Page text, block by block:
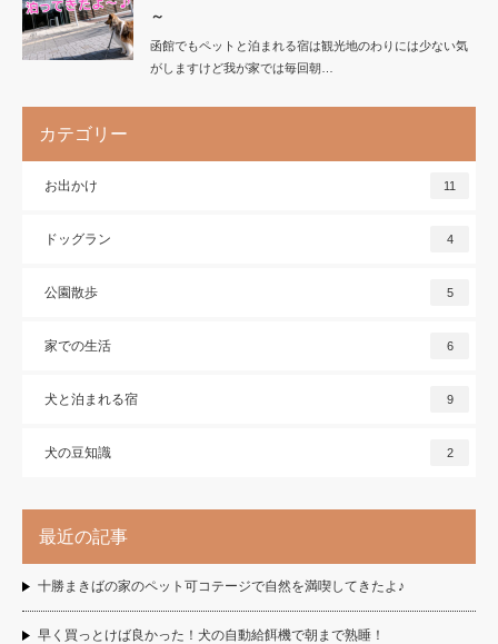
～
函館でもペットと泊まれる宿は観光地のわりには少ない気
がしますけど我が家では毎回朝…
カテゴリー
お出かけ 11
ドッグラン 4
公園散歩 5
家での生活 6
犬と泊まれる宿 9
犬の豆知識 2
最近の記事
十勝まきばの家のペット可コテージで自然を満喫してきたよ♪
早く買っとけば良かった！犬の自動給餌機で朝まで熟睡！